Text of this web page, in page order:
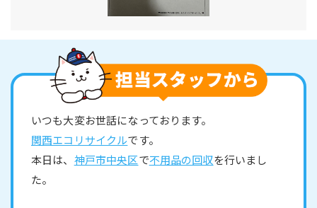
いつも大変お世話になっております。
関西エコリサイクルです。
本日は、 神戸市中央区で不用品の回収を行いまし
た。